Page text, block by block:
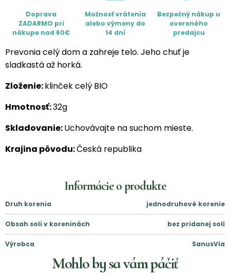
Doprava
ZADARMO pri
nákupe nad 60€
Možnosť vrátenia
alebo výmeny do
14 dní
Bezpečný nákup u
overeného
predajcu
Prevonia celý dom a zahreje telo. Jeho chuť je
sladkastá až horká.
Zloženie:klinček celý BIO
Hmotnosť:32g
Skladovanie:Uchovávajte na suchom mieste.
Krajina pôvodu:Česká republika
Informácie o produkte
Druh korenia jednodruhové korenie
Obsah soli v koreninách bez pridanej soli
Výrobca SanusVia
Mohlo by sa vám páčiť